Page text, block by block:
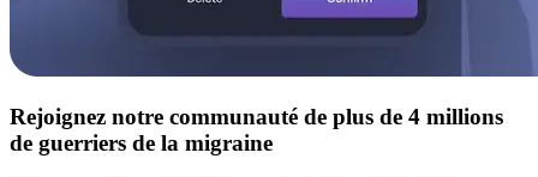
Rejoignez notre communauté de plus de 4 millions
de guerriers de la migraine